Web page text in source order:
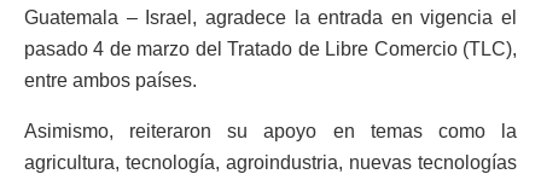
Guatemala – Israel, agradece la entrada en vigencia el
pasado 4 de marzo del Tratado de Libre Comercio (TLC),
entre ambos países.
Asimismo, reiteraron su apoyo en temas como la
agricultura, tecnología, agroindustria, nuevas tecnologías